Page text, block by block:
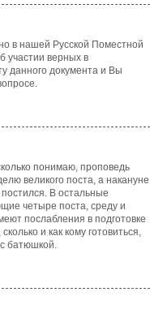
в нашей Русской Поместной
участии верных в
данного документа и Вы
понимаю, проповедь
великого поста, а накануне
В остальные
четыре поста, среду и
послабления в подготовке
и как кому готовиться,
батюшкой.